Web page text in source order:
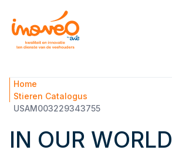
Home
Stieren Catalogus
USAM003229343755
IN OUR WORLD